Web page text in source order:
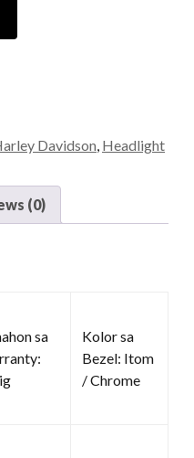
Davidson Headlight
(0)
sa
Kolor sa
Bezel: Itom
/ Chrome